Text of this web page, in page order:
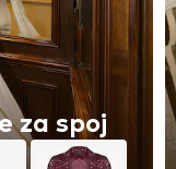
za spoj